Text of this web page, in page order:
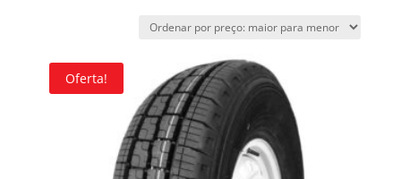
Oferta!